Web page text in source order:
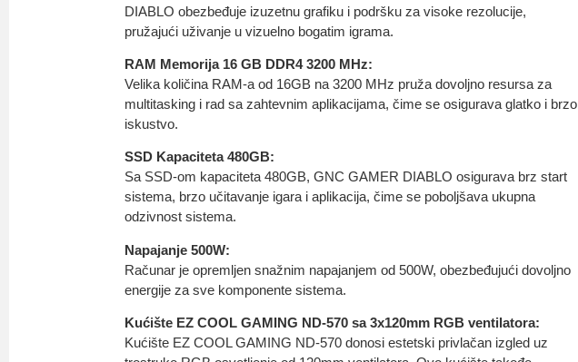
DIABLO obezbeđuje izuzetnu grafiku i podršku za visoke rezolucije,
pružajući uživanje u vizuelno bogatim igrama.
RAM Memorija 16 GB DDR4 3200 MHz:
Velika količina RAM-a od 16GB na 3200 MHz pruža dovoljno resursa za
multitasking i rad sa zahtevnim aplikacijama, čime se osigurava glatko i brzo
iskustvo.
SSD Kapaciteta 480GB:
Sa SSD-om kapaciteta 480GB, GNC GAMER DIABLO osigurava brz start
sistema, brzo učitavanje igara i aplikacija, čime se poboljšava ukupna
odzivnost sistema.
Napajanje 500W:
Računar je opremljen snažnim napajanjem od 500W, obezbeđujući dovoljno
energije za sve komponente sistema.
Kućište EZ COOL GAMING ND-570 sa 3x120mm RGB ventilatora:
Kućište EZ COOL GAMING ND-570 donosi estetski privlačan izgled uz